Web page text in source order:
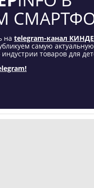
на telegram-канал
самую актуальную
товаров для